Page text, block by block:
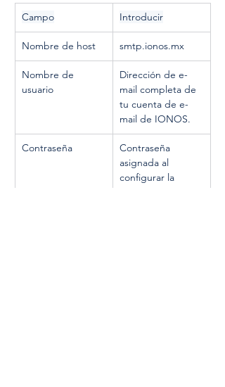
Campo Introducir
Nombre de host smtp.ionos.mx
Nombre de
usuario
Dirección de e-
mail completa de
tu cuenta de e-
mail de IONOS.
Contraseña
Contraseña
asignada al
configurar la